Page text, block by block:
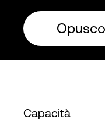
Capacità